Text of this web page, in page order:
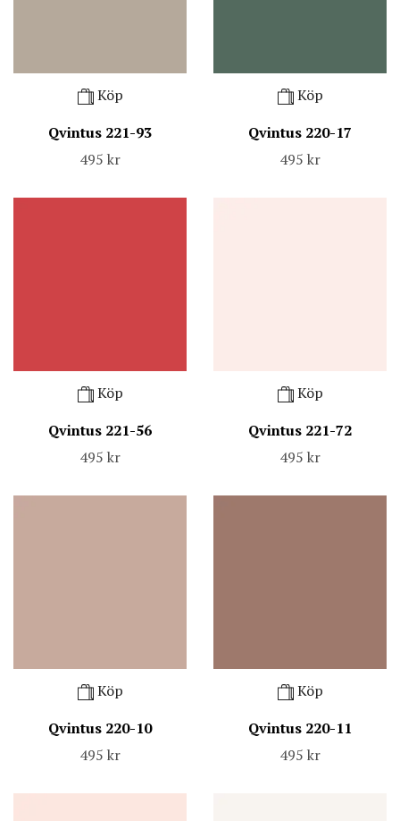
Köp
Qvintus 221-93
495 kr
Köp
Qvintus 220-17
495 kr
Köp
Qvintus 221-56
495 kr
Köp
Qvintus 221-72
495 kr
Köp
Qvintus 220-10
495 kr
Köp
Qvintus 220-11
495 kr